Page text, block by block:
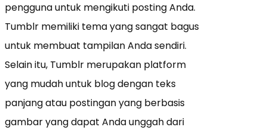
pengguna untuk mengikuti posting Anda.
Tumblr memiliki tema yang sangat bagus
untuk membuat tampilan Anda sendiri.
Selain itu, Tumblr merupakan platform
yang mudah untuk blog dengan teks
panjang atau postingan yang berbasis
gambar yang dapat Anda unggah dari